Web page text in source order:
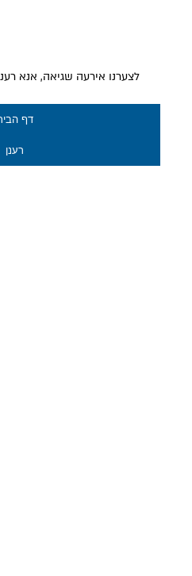
לצערנו אירעה שגיאה, אנא
דף
רענן